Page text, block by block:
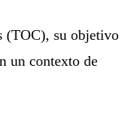
(TOC), su objetivo
un contexto de